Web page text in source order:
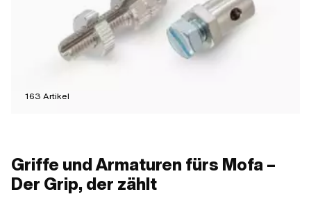
163 Artikel
Griffe und Armaturen fürs Mofa –
Der Grip, der zählt